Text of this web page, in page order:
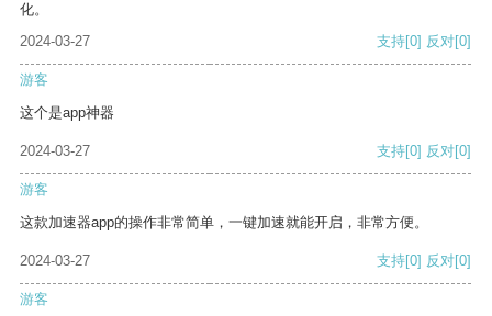
化。
2024-03-27
支持[0] 反对[0]
游客
这个是app神器
2024-03-27 支持[0] 反对[0]
游客
这款加速器app的操作非常简单，一键加速就能开启，非常方便。
2024-03-27 支持[0] 反对[0]
游客